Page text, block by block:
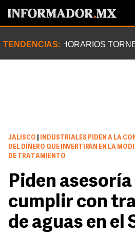
TENDENCIAS: HORARIOS
JALISCO
INDUSTRIALES PIDEN A LA
DEL DINERO QUE INVERTIRÁN EN LA
DE TRATAMIENTO
Piden
cumplir con
de aguas en el